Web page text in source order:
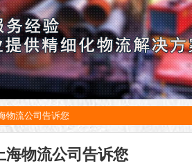
物流公司告诉您
海物流公司告诉您